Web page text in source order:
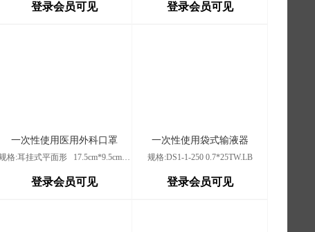
登录会员可见 登录会员可见
一次性使用医用外科口罩
规格:耳挂式平面形 17.5cm*9.5cm/个
登录会员可见
一次性使用袋式输液器
规格:DS1-1-250 0.7*25TW.LB
登录会员可见